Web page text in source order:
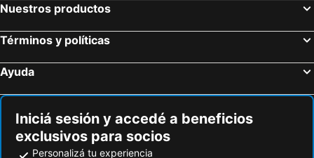
Nuestros productos
Términos y políticas
Ayuda
Iniciá sesión y accedé a beneficios
exclusivos para socios
Personalizá tu experiencia